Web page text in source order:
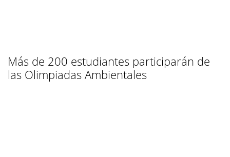
Más de 200 estudiantes participarán de
las Olimpiadas Ambientales